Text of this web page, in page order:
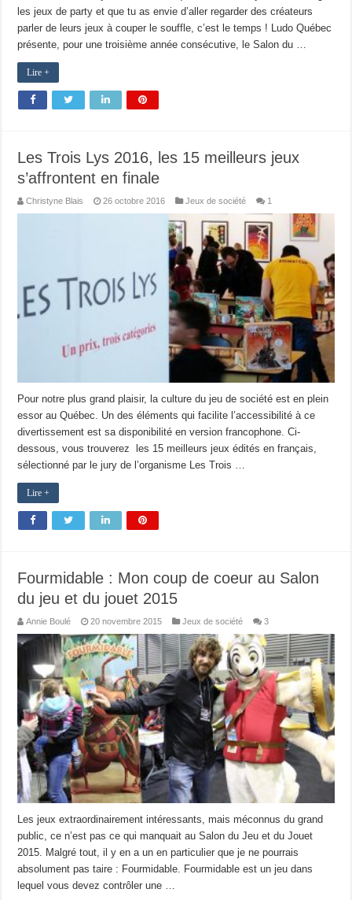
les jeux de party et que tu as envie d’aller regarder des créateurs
parler de leurs jeux à couper le souffle, c’est le temps ! Ludo Québec
présente, pour une troisième année consécutive, le Salon du …
Lire +
Les Trois Lys 2016, les 15 meilleurs jeux
s’affrontent en finale
Christyne Blais 26 octobre 2016 Jeux de société 1
Pour notre plus grand plaisir, la culture du jeu de société est en plein
essor au Québec. Un des éléments qui facilite l’accessibilité à ce
divertissement est sa disponibilité en version francophone. Ci-
dessous, vous trouverez les 15 meilleurs jeux édités en français,
sélectionné par le jury de l’organisme Les Trois …
Lire +
Fourmidable : Mon coup de coeur au Salon
du jeu et du jouet 2015
Annie Boulé 20 novembre 2015 Jeux de société 3
Les jeux extraordinairement intéressants, mais méconnus du grand
public, ce n’est pas ce qui manquait au Salon du Jeu et du Jouet
2015. Malgré tout, il y en a un en particulier que je ne pourrais
absolument pas taire : Fourmidable. Fourmidable est un jeu dans
lequel vous devez contrôler une …